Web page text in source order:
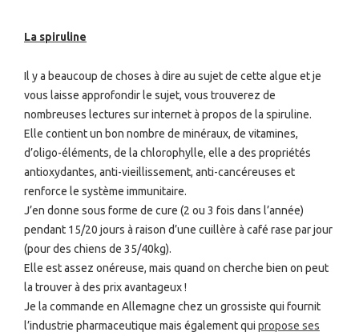
La spiruline
Il y a beaucoup de choses à dire au sujet de cette algue et je
vous laisse approfondir le sujet, vous trouverez de
nombreuses lectures sur internet à propos de la spiruline.
Elle contient un bon nombre de minéraux, de vitamines,
d’oligo-éléments, de la chlorophylle, elle a des propriétés
antioxydantes, anti-vieillissement, anti-cancéreuses et
renforce le système immunitaire.
J’en donne sous forme de cure (2 ou 3 fois dans l’année)
pendant 15/20 jours à raison d’une cuillère à café rase par jour
(pour des chiens de 35/40kg).
Elle est assez onéreuse, mais quand on cherche bien on peut
la trouver à des prix avantageux !
Je la commande en Allemagne chez un grossiste qui fournit
l’industrie pharmaceutique mais également qui propose ses